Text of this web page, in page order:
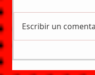
Escribir un